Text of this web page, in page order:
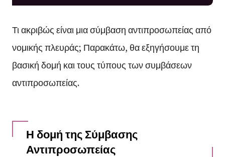
Τι ακριβώς είναι μια σύμβαση αντιπροσωπείας από
νομικής πλευράς; Παρακάτω, θα εξηγήσουμε τη
βασική δομή και τους τύπους των συμβάσεων
αντιπροσωπείας.
Η δομή της Σύμβασης
Αντιπροσωπείας